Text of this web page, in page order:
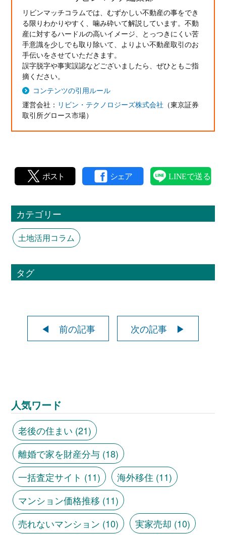
リビンマッチコラムでは、むずかしい不動産の事をでき
る限りわかりやすく、噛み砕いて解説しています。不動
産に対するハードルの高いイメージ、とっつきにくい苦
手意識を少しでも取り除いて、よりよい不動産取引のお
手伝いをさせていただきます。
誤字脱字や事実誤認などございましたら、ぜひともご指
摘ください。
コンテンツの引用ルール
運営会社： リビン・テクノロジーズ株式会社 （東京証券
取引所グロース市場）
カテゴリー
土地活用コラム
タグ
◀ 前の記事 次の記事 ▶
人気ワード
老後の住まい (21)
離婚で家を財産分与(18)
一括査定サイト (11) 海外移住 (11)
マンション価格推移 (11)
売れないマンション (10) 実家売却 (10)